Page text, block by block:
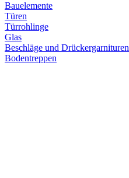
Bauelemente
Türen
Türrohlinge
Glas
Beschläge und Drückergarnituren
Bodentreppen